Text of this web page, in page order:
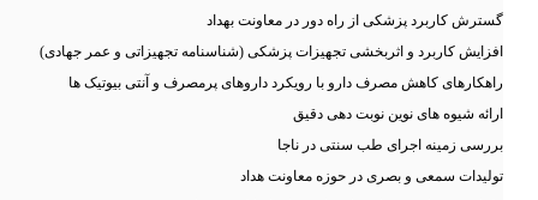
گسترش کاربرد پزشکی از راه دور در معاونت بهداد
افزایش کاربرد و اثربخشی تجهیزات پزشکی (شناسنامه تجهیزاتی و عمر جهادی)
راهکارهای کاهش مصرف دارو با رویکرد داروهای پرمصرف و آنتی بیوتیک ها
ارائه شیوه های نوین نوبت دهی دقیق
بررسی زمینه اجرای طب سنتی در ناجا
تولیدات سمعی و بصری در حوزه معاونت هداد